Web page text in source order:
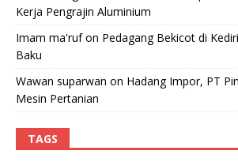
Kerja Pengrajin Aluminium
Imam ma'rufon Pedagang Bekicot di
Baku
Wawan suparwan on Hadang Impor, PT
Mesin Pertanian
TAGS